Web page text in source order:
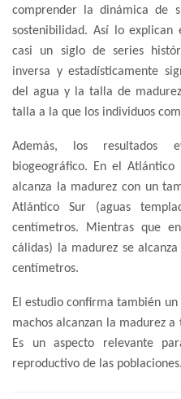
comprender la dinámica de
sostenibilidad. Así lo
casi un siglo de series
inversa y estadísticamente
del agua y la talla de
talla a la que los individuos
Además, los resultados
biogeográfico. En el
alcanza la madurez con un
Atlántico Sur (aguas
centímetros. Mientras que
cálidas) la madurez se
centímetros.
El estudio confirma también
machos alcanzan la madurez
Es un aspecto relevante
reproductivo de las poblaciones.